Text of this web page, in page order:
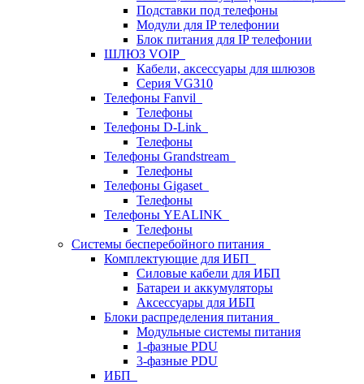
Подставки под телефоны
Модули для IP телефонии
Блок питания для IP телефонии
ШЛЮЗ VOIP
Кабели, аксессуары для шлюзов
Серия VG310
Телефоны Fanvil
Телефоны
Телефоны D-Link
Телефоны
Телефоны Grandstream
Телефоны
Телефоны Gigaset
Телефоны
Телефоны YEALINK
Телефоны
Системы бесперебойного питания
Комплектующие для ИБП
Силовые кабели для ИБП
Батареи и аккумуляторы
Аксессуары для ИБП
Блоки распределения питания
Модульные системы питания
1-фазные PDU
3-фазные PDU
ИБП